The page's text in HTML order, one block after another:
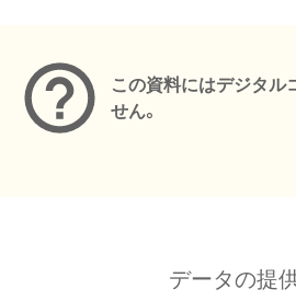
この資料にはデジタル
せん。
データの提